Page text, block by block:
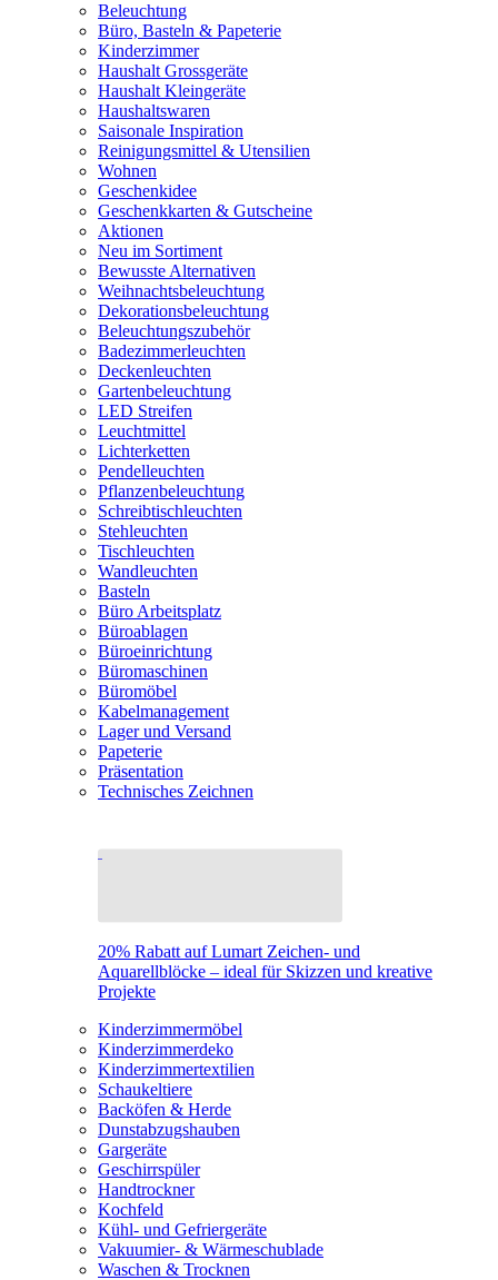
Beleuchtung
Büro, Basteln & Papeterie
Kinderzimmer
Haushalt Grossgeräte
Haushalt Kleingeräte
Haushaltswaren
Saisonale Inspiration
Reinigungsmittel & Utensilien
Wohnen
Geschenkidee
Geschenkkarten & Gutscheine
Aktionen
Neu im Sortiment
Bewusste Alternativen
Weihnachtsbeleuchtung
Dekorationsbeleuchtung
Beleuchtungszubehör
Badezimmerleuchten
Deckenleuchten
Gartenbeleuchtung
LED Streifen
Leuchtmittel
Lichterketten
Pendelleuchten
Pflanzenbeleuchtung
Schreibtischleuchten
Stehleuchten
Tischleuchten
Wandleuchten
Basteln
Büro Arbeitsplatz
Büroablagen
Büroeinrichtung
Büromaschinen
Büromöbel
Kabelmanagement
Lager und Versand
Papeterie
Präsentation
Technisches Zeichnen
20% Rabatt auf Lumart Zeichen- und
Aquarellblöcke – ideal für Skizzen und kreative
Projekte
Kinderzimmermöbel
Kinderzimmerdeko
Kinderzimmertextilien
Schaukeltiere
Backöfen & Herde
Dunstabzugshauben
Gargeräte
Geschirrspüler
Handtrockner
Kochfeld
Kühl- und Gefriergeräte
Vakuumier- & Wärmeschublade
Waschen & Trocknen